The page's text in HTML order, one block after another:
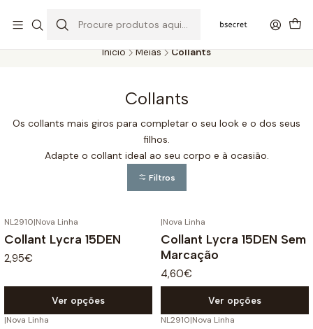
A 5 DIAS
Início Meias Collants
Collants
Os collants mais giros para completar o seu look e o dos seus
filhos.
Adapte o collant ideal ao seu corpo e à ocasião.
Filtros
NL2910|Nova Linha
Collant Lycra 15DEN
2,95€
Ver opções
|Nova Linha
Collant Lycra 15DEN Sem
Marcação
4,60€
Ver opções
+2
|Nova Linha NL2910|Nova Linha